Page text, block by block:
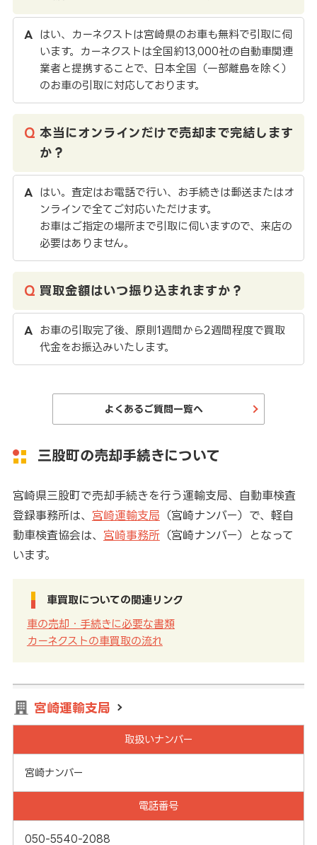
はい、カーネクストは宮崎県のお車も無料で引取に伺
います。カーネクストは全国約13,000社の自動車関連
業者と提携することで、日本全国（一部離島を除く）
のお車の引取に対応しております。
本当にオンラインだけで売却まで完結します
か？
はい。査定はお電話で行い、お手続きは郵送またはオ
ンラインで全てご対応いただけます。
お車はご指定の場所まで引取に伺いますので、来店の
必要はありません。
買取金額はいつ振り込まれますか？
お車の引取完了後、原則1週間から2週間程度で買取
代金をお振込みいたします。
よくあるご質問一覧へ
三股町の売却手続きについて
宮崎県三股町で売却手続きを行う運輸支局、自動車検査
登録事務所は、 宮崎運輸支局 （宮崎ナンバー）で、軽自
動車検査協会は、 宮崎事務所（宮崎ナンバー）となって
います。
車買取についての関連リンク
車の売却・手続きに必要な書類
カーネクストの車買取の流れ
宮崎運輸支局
取扱いナンバー
宮崎ナンバー
電話番号
050-5540-2088